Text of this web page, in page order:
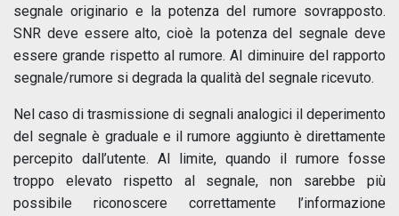
segnale originario e la potenza del rumore sovrapposto.
SNR deve essere alto, cioè la potenza del segnale deve
essere grande rispetto al rumore. Al diminuire del rapporto
segnale/rumore si degrada la qualità del segnale ricevuto.
Nel caso di trasmissione di segnali analogici il deperimento
del segnale è graduale e il rumore aggiunto è direttamente
percepito dall’utente. Al limite, quando il rumore fosse
troppo elevato rispetto al segnale, non sarebbe più
possibile riconoscere correttamente l’informazione